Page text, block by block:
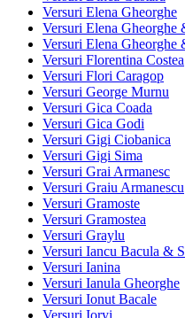
Versuri Elena Gheorghe
Versuri Elena Gheorghe
Versuri Elena Gheorghe
Versuri Florentina Costea
Versuri Flori Caragop
Versuri George Murnu
Versuri Gica Coada
Versuri Gica Godi
Versuri Gigi Ciobanica
Versuri Gigi Sima
Versuri Grai Armanesc
Versuri Graiu Armanescu
Versuri Gramoste
Versuri Gramostea
Versuri Graylu
Versuri Iancu Bacula &
Versuri Ianina
Versuri Ianula Gheorghe
Versuri Ionut Bacale
Versuri Ioryi